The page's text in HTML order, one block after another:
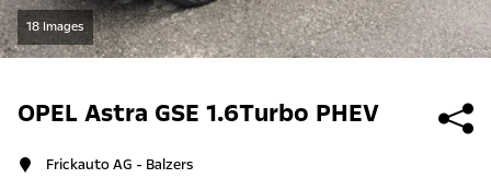
18 Images
OPEL Astra GSE 1.6Turbo PHEV
Frickauto AG - Balzers